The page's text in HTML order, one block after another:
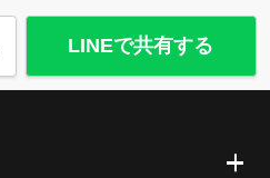
LINEで共有する